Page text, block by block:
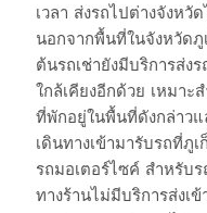
เวลา ส่งรถไปต่างจังหวั
นอกจากพื้นที่ในจังหวัดภู
ต้นรถเช่ายังมีบริการส่ง
ใกล้เคียงอีกด้วย เหมาะ
ที่พักอยู่ในพื้นที่ดังกล่าวแ
เดินทางเข้ามารับรถที่ภู
รถมอเตอร์ไซค์ สำหรับ
ทางร้านไม่มีบริการส่งเข้